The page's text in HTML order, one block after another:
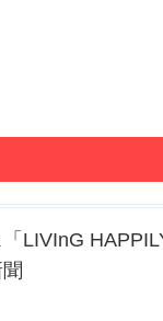
「LIVInG